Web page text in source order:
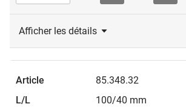
Afficher les détails
85.348.32
100/40 mm